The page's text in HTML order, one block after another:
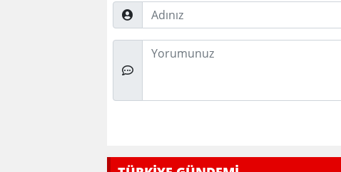
Adınız
Düşünceleriniz